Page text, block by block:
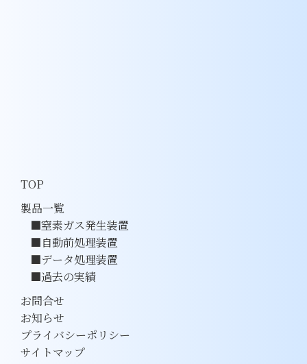
TOP
製品一覧
窒素ガス発生装置
自動前処理装置
データ処理装置
過去の実績
お問合せ
お知らせ
プライバシーポリシー
サイトマップ